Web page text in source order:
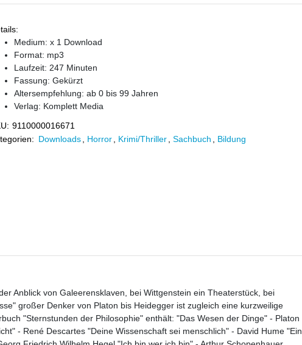
Medium: x 1 Download
Format: mp3
Laufzeit: 247 Minuten
Fassung: Gekürzt
Altersempfehlung: ab 0 bis 99 Jahren
Verlag: Komplett Media
9110000016671
Downloads Horror Krimi/Thriller Sachbuch Bildung
Anblick von Galeerensklaven, bei Wittgenstein ein Theaterstück, bei
großer Denker von Platon bis Heidegger ist zugleich eine kurzweilige
"Sternstunden der Philosophie" enthält: "Das Wesen der Dinge" - Platon
- René Descartes "Deine Wissenschaft sei menschlich" - David Hume "Ein